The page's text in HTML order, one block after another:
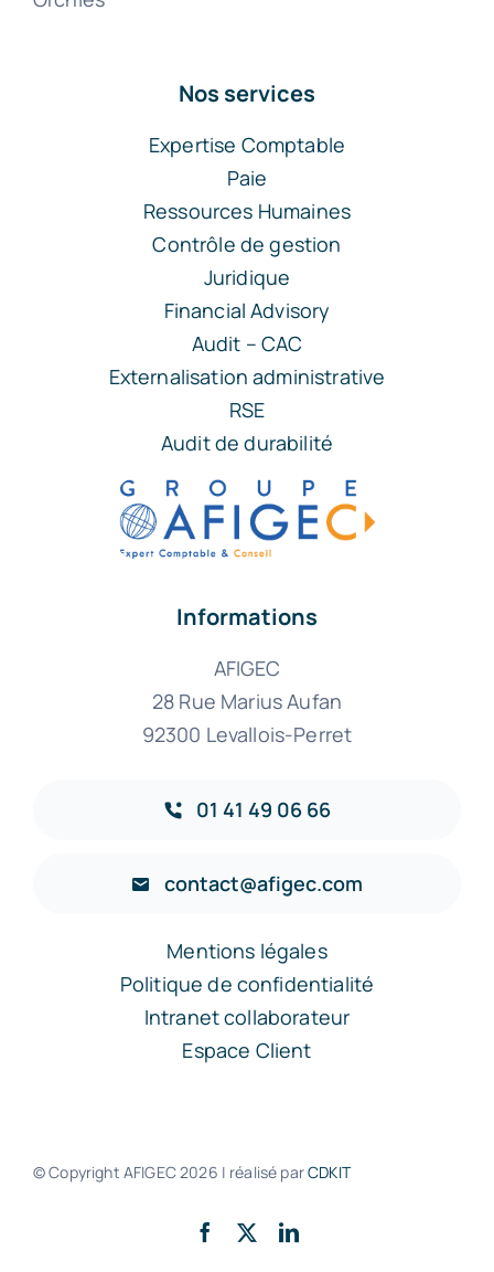
Nos services
Expertise Comptable
Paie
Ressources Humaines
Contrôle de gestion
Juridique
Financial Advisory
Audit – CAC
Externalisation administrative
RSE
Audit de durabilité
Informations
AFIGEC
28 Rue Marius Aufan
92300 Levallois-Perret
01 41 49 06 66
contact@afigec.com
Mentions légales
Politique de confidentialité
Intranet collaborateur
Espace Client
© Copyright AFIGEC2026 | réalisé parCDKIT